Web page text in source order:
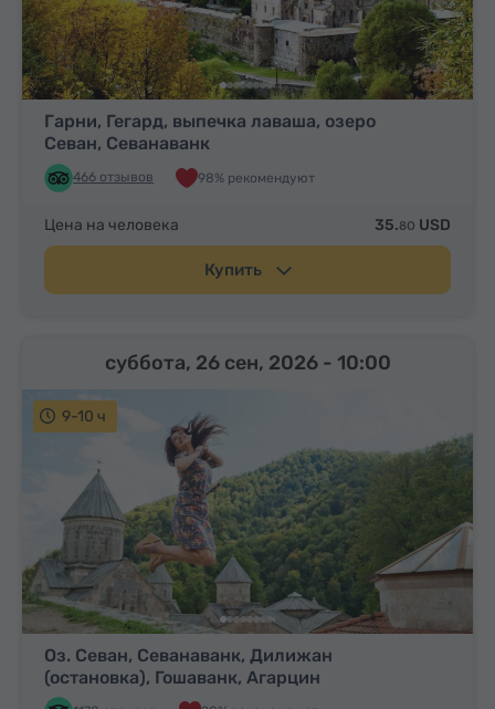
Гарни, Гегард, выпечка лаваша, озеро
Севан, Севанаванк
466 отзывов 98% рекомендуют
Цена на человека 35.80 USD
Купить
9-10 ч
Оз. Севан, Севанаванк, Дилижан
(остановка), Гошаванк, Агарцин
суббота, 26 сен, 2026 - 10:00